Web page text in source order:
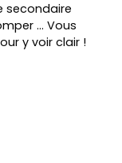
secondaire
... Vous
y voir clair !